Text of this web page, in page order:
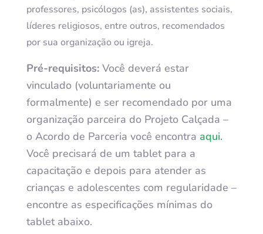
professores, psicólogos (as), assistentes sociais,
líderes religiosos, entre outros, recomendados
por sua organização ou igreja.
Pré-requisitos:Você deverá estar
vinculado (voluntariamente ou
formalmente) e ser recomendado por uma
organização parceira do Projeto Calçada –
o Acordo de Parceria você encontra aqui.
Você precisará de um tablet para a
capacitação e depois para atender as
crianças e adolescentes com regularidade –
encontre as especificações mínimas do
tablet abaixo.